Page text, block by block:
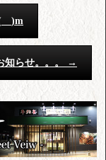
知らせ。。。 →